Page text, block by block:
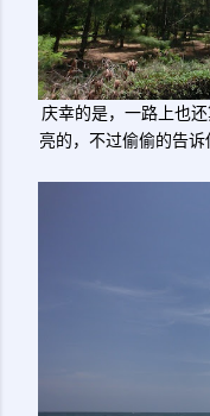
庆幸的是，一路上也
亮的，不过偷偷的告